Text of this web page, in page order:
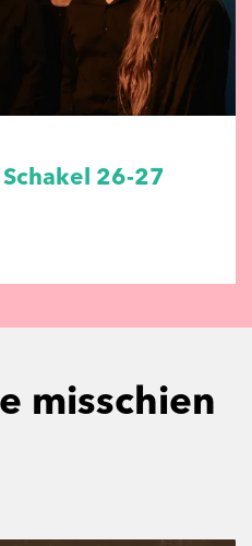
26-27
misschien